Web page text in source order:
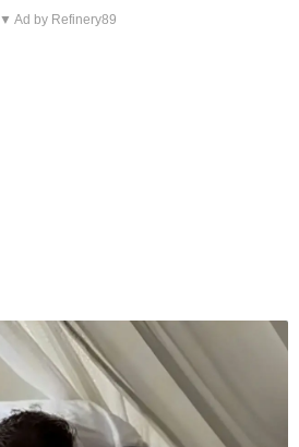
▼ Ad by Refinery89